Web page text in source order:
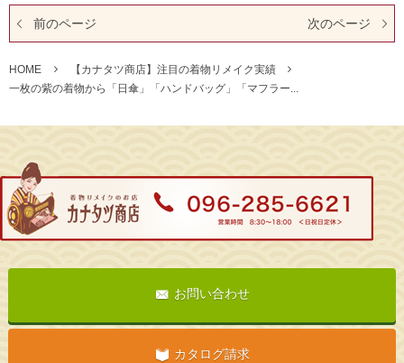
前のページ 次のページ
HOME
【カナタツ商店】注目の着物リメイク実績
一枚の紫の着物から「日傘」「ハンドバッグ」「マフラー...
お問い合わせ
カタログ請求